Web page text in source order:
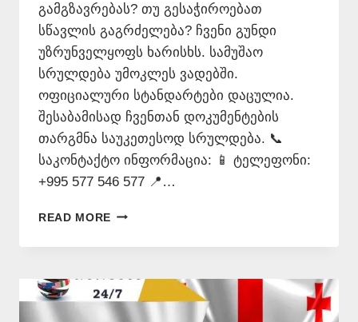
გამგზავრებას? თუ გესაჭიროებათ
სწავლის გაგრძელება? ჩვენი გუნდი
უზრუნველყოფს ხარისხს. სამუშაო
სრულდება უმოკლეს ვადებში.
ოფიციალური სტანდარტები დაცულია.
შესაბამისად ჩვენთან დოკუმენტების
თარგმნა საუკეთესოდ სრულდება. 📞
საკონტაქტო ინფორმაცია: 📱 ტელეფონი:
+995 577 546 577 📍…
READ MORE ᲞᲝᲚᲝᲜᲣᲠᲐᲓ
ᲧᲕᲔᲚᲐᲖᲔ
–
577